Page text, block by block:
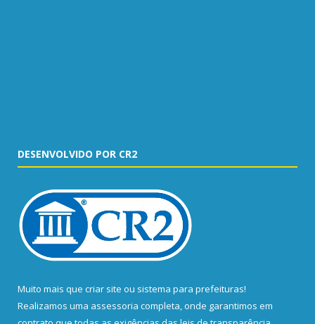
DESENVOLVIDO POR CR2
Muito mais que criar site ou sistema para prefeituras!
Realizamos uma assessoria completa, onde garantimos em